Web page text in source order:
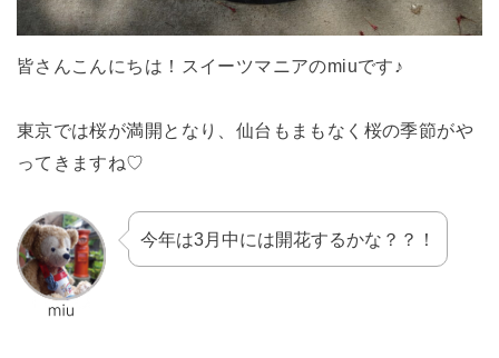
皆さんこんにちは！スイーツマニアのmiuです♪
東京では桜が満開となり、仙台もまもなく桜の季節がや
ってきますね♡
今年は3月中には開花するかな？？！